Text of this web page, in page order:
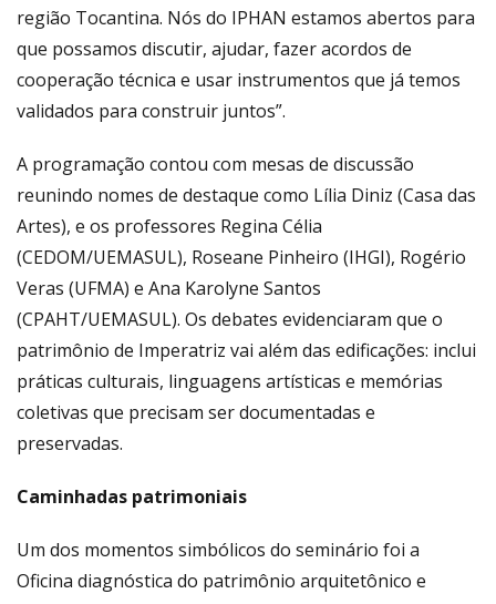
região Tocantina. Nós do IPHAN estamos abertos para
que possamos discutir, ajudar, fazer acordos de
cooperação técnica e usar instrumentos que já temos
validados para construir juntos”.
A programação contou com mesas de discussão
reunindo nomes de destaque como Lília Diniz (Casa das
Artes), e os professores Regina Célia
(CEDOM/UEMASUL), Roseane Pinheiro (IHGI), Rogério
Veras (UFMA) e Ana Karolyne Santos
(CPAHT/UEMASUL). Os debates evidenciaram que o
patrimônio de Imperatriz vai além das edificações: inclui
práticas culturais, linguagens artísticas e memórias
coletivas que precisam ser documentadas e
preservadas.
Caminhadas patrimoniais
Um dos momentos simbólicos do seminário foi a
Oficina diagnóstica do patrimônio arquitetônico e